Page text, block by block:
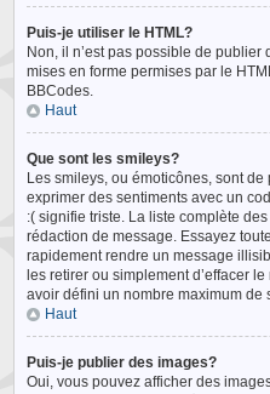
Puis-je utiliser le HTML?
Non, il n’est pas possible de
mises en forme permises par le
BBCodes.
Haut
Que sont les smileys?
Les smileys, ou émoticônes, sont
exprimer des sentiments avec un
:( signifie triste. La liste complète
rédaction de message. Essayez
rapidement rendre un message
les retirer ou simplement d’effacer
avoir défini un nombre maximum de
Haut
Puis-je publier des images?
Oui, vous pouvez afficher des